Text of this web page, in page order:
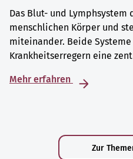
Das Blut- und Lymphsystem
menschlichen Körper und
miteinander. Beide
Krankheitserregern eine
Mehr erfahren
Zur